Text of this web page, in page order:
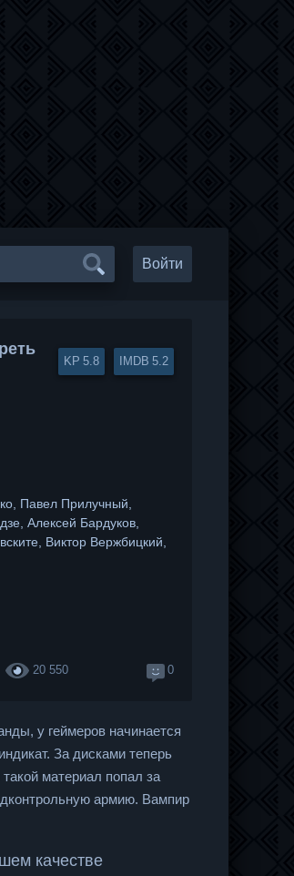
Войти
5.8 5.2
Павел Прилучный,
Алексей Бардуков,
Виктор Вержбицкий,
20 550 0
у геймеров начинается
За дисками теперь
материал попал за
армию. Вампир
качестве